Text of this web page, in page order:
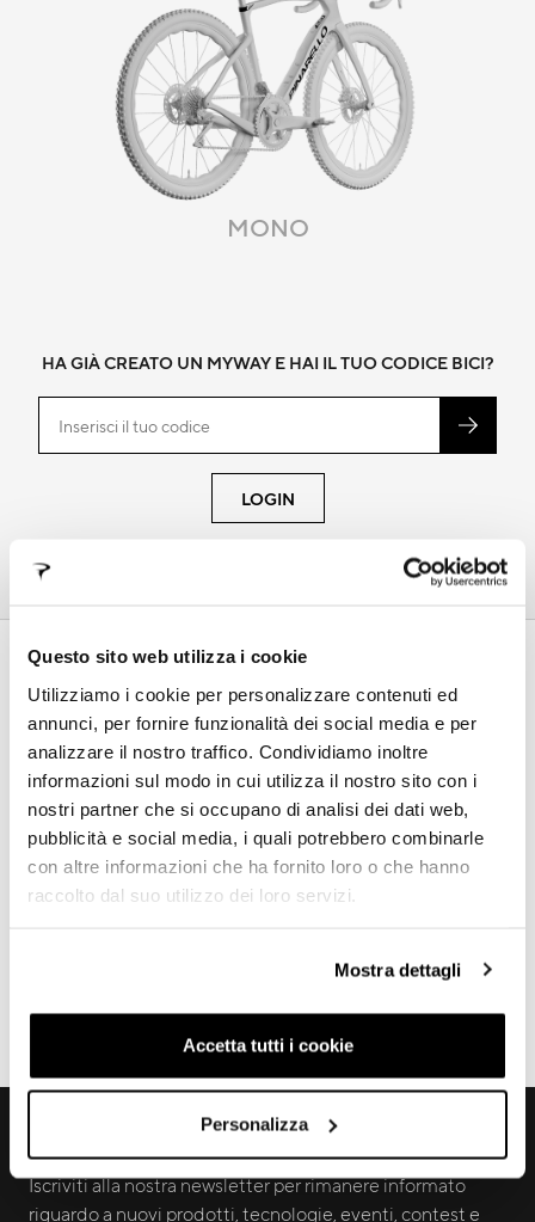
Questo sito web utilizza i cookie
Utilizziamo i cookie per personalizzare contenuti ed
annunci, per fornire funzionalità dei social media e per
analizzare il nostro traffico. Condividiamo inoltre
informazioni sul modo in cui utilizza il nostro sito con i
nostri partner che si occupano di analisi dei dati web,
pubblicità e social media, i quali potrebbero combinarle
con altre informazioni che ha fornito loro o che hanno
raccolto dal suo utilizzo dei loro servizi.
Mostra dettagli
Accetta tutti i cookie
Personalizza
MONO
HA GIÀ CREATO UN MYWAY E HAI IL TUO CODICE BICI?
LOGIN
SUPPORTO
In questa sezione troverai tutte le informazioni sui nostri
prodotti, i manuali tecnici, informazioni sui termini di
garanzia e le procedure di registrazione telaio
ORDINI ECOMMERCE
RICEVI AGGIORNAMENTI IN ANTEPRIMA
Iscriviti alla nostra newsletter per rimanere informato
riguardo a nuovi prodotti, tecnologie, eventi, contest e